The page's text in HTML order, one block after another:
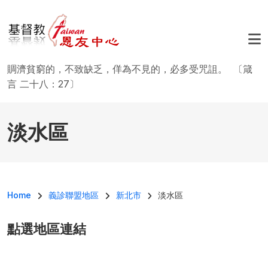
賙濟貧窮的，不致缺乏，佯為不見的，必多受咒詛。 〔箴
言 二十八：27〕
淡水區
導航連結
Home 義診聯盟地區 新北市 淡水區
點選地區連結